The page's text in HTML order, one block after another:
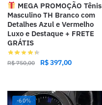
MEGA PROMOÇÃO Tênis
Masculino TH Branco com
Detalhes Azul e Vermelho
Luxo e Destaque + FRETE
GRÁTIS
R$750,00 R$397,00
-60%